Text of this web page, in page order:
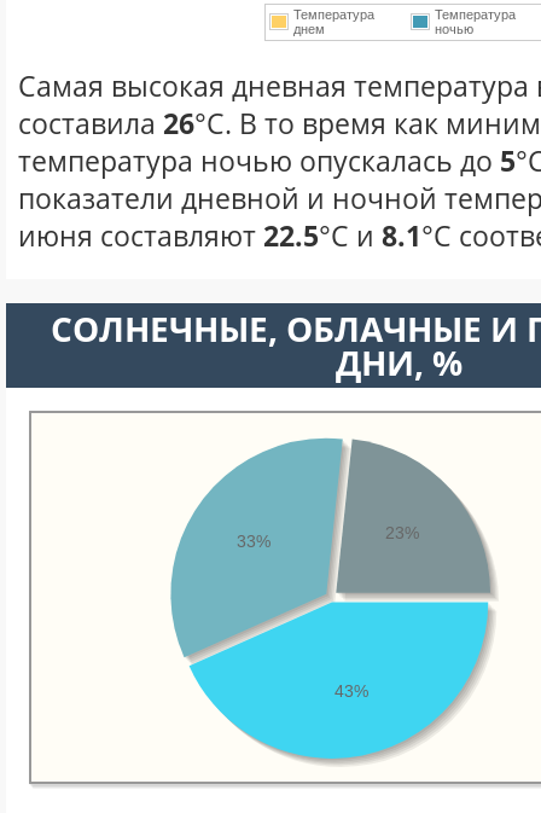
Температура
днем
Температура
ночью
Самая высокая дневная
составила 26°С. В то время как
температура ночью опускалась до 5
показатели дневной и ночной
июня составляют 22.5°С и 8.1°С
CОЛНЕЧНЫЕ, ОБЛАЧНЫЕ И
ДНИ, %
43%
33% 23%